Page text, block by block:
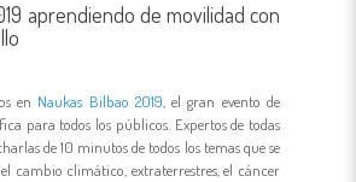
aprendiendo de movilidad con
en Naukas Bilbao 2019, el gran evento de
para todos los públicos. Expertos de todas
de 10 minutos de todos los temas que se
cambio climático, extraterrestres, el cáncer